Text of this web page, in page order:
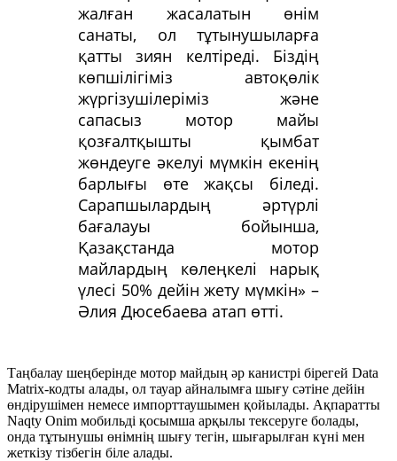
жалған жасалатын өнім
санаты, ол тұтынушыларға
қатты зиян келтіреді. Біздің
көпшілігіміз автоқөлік
жүргізушілеріміз және
сапасыз мотор майы
қозғалтқышты қымбат
жөндеуге әкелуі мүмкін екенің
барлығы өте жақсы біледі.
Сарапшылардың әртүрлі
бағалауы бойынша,
Қазақстанда мотор
майлардың көлеңкелі нарық
үлесі 50% дейін жету мүмкін» –
Әлия Дюсебаева атап өтті.
Таңбалау шеңберінде мотор майдың әр канистрі бірегей Data
Matrix-кодты алады, ол тауар айналымға шығу сәтіне дейін
өндірушімен немесе импорттаушымен қойылады. Ақпаратты
Naqty Onim мобильді қосымша арқылы тексеруге болады,
онда тұтынушы өнімнің шығу тегін, шығарылған күні мен
жеткізу тізбегін біле алады.